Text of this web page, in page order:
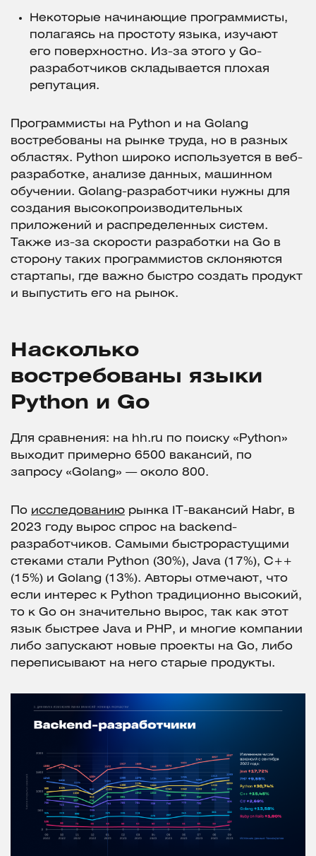
Некоторые начинающие программисты,
полагаясь на простоту языка, изучают
его поверхностно. Из-за этого у Go-
разработчиков складывается плохая
репутация.
Программисты на Python и на Golang
востребованы на рынке труда, но в разных
областях. Python широко используется в веб-
разработке, анализе данных, машинном
обучении. Golang-разработчики нужны для
создания высокопроизводительных
приложений и распределенных систем.
Также из-за скорости разработки на Go в
сторону таких программистов склоняются
стартапы, где важно быстро создать продукт
и выпустить его на рынок.
Насколько
востребованы языки
Python и Go
Для сравнения: на hh.ru по поиску «Python»
выходит примерно 6500 вакансий, по
запросу «Golang» — около 800.
По исследованию рынка IT-вакансий Habr, в
2023 году вырос спрос на backend-
разработчиков. Самыми быстрорастущими
стеками стали Python (30%), Java (17%), С++
(15%) и Golang (13%). Авторы отмечают, что
если интерес к Python традиционно высокий,
то к Go он значительно вырос, так как этот
язык быстрее Java и PHP, и многие компании
либо запускают новые проекты на Go, либо
переписывают на него старые продукты.